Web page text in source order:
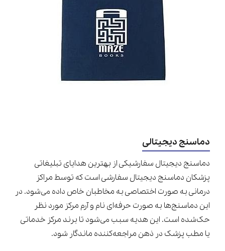
دماسنج دیجیتالی
دماسنج دیجیتال سفارشیکی از بهترین هدایای تبلیغاتی
پزشکان دماسنج دیجیتال سفارشی است که توسط مراکز
درمانی به صورت اختصاصی به مخاطبان خاص داده می‌شود. در
این دماسنج‌ها به صورت حرفه‌ای نام و آرم مرکز مورد نظر
حک‌شده است. این هدیه سبب می‌شود تا برند مرکز خدماتی
یا مطب پزشک در ذهن مراجعه‌کننده ماندگار شود.